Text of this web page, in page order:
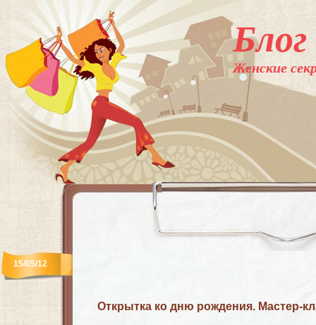
Женские
Открытка ко дню рождения. Мастер-
15/05/12